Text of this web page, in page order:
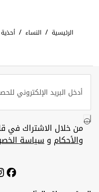
الرئيسية / النساء / أحذية
من خلال الاشتراك في
والأحكام وسياسة